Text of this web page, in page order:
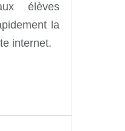
élèves
la
internet.